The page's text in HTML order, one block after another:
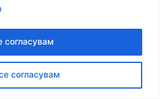
согласувам
согласувам
Родот и медиумите © АВМУ – 2024